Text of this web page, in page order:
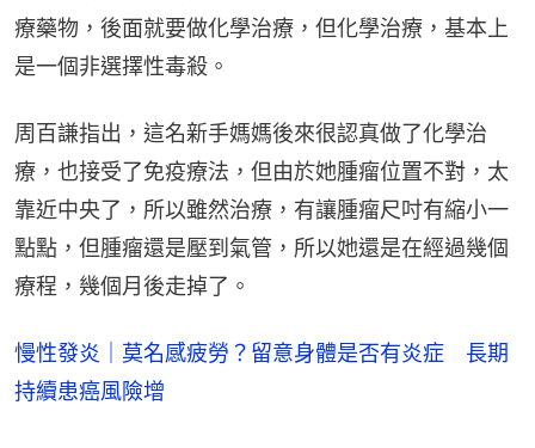
療藥物，後面就要做化學治療，但化學治療，基本上
是一個非選擇性毒殺。
周百謙指出，這名新手媽媽後來很認真做了化學治
療，也接受了免疫療法，但由於她腫瘤位置不對，太
靠近中央了，所以雖然治療，有讓腫瘤尺吋有縮小一
點點，但腫瘤還是壓到氣管，所以她還是在經過幾個
療程，幾個月後走掉了。
慢性發炎｜莫名感疲勞？留意身體是否有炎症 長期
持續患癌風險增